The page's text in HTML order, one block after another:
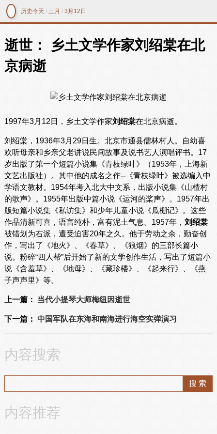
历史今天 /三月 /3月12日
逝世： 乡土文学作家刘绍棠在北
京病逝
1997年3月12日，乡土文学作家刘绍棠在北京病逝。
刘绍棠，1936年3月29日生。北京市通县儒林村人。自幼喜
欢听母亲和乡亲父老讲说民间故事及说书艺人演唱评书。17
岁出版了第一个短篇小说集《青枝绿叶》（1953年，上海新
文艺出版社）。其中他的成名之作--《青枝绿叶》被选编入中
学语文教材。1954年考入北大中文系，出版小说集《山楂村
的歌声》。1955年出版中篇小说《运河的桨声》。1957年出
版短篇小说集《私访集》和少年儿童小说《瓜棚记》。这些
作品清新可喜，语言纯朴，富有泥土气息。1957年， 刘绍棠
被错划为右派，遭受迫害20年之久。他于劳动之余，勤奋创
作，写出了《地火》、《春草》、《狼烟》的三部长篇小
说。粉碎“四人帮”后开始了新的文学创作生活，写出了短篇小
说《含羞草》、《地母》、《藏珍楼》、《起来行》、《燕
子声声里》等。
上一篇： 当代小提琴大师梅纽因逝世
下一篇： 中国军队在东海和南海进行海空实弹演习
内容搜索
内容推荐